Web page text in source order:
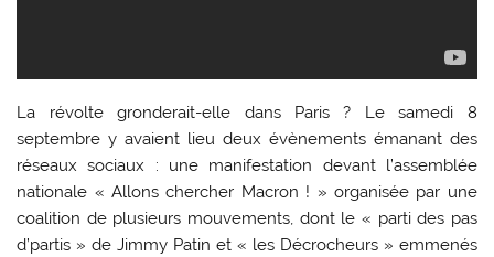
La révolte gronderait-elle dans Paris ? Le samedi 8
septembre y avaient lieu deux évènements émanant des
réseaux sociaux : une manifestation devant l’assemblée
nationale « Allons chercher Macron ! » organisée par une
coalition de plusieurs mouvements, dont le « parti des pas
d’partis » de Jimmy Patin et « les Décrocheurs » emmenés